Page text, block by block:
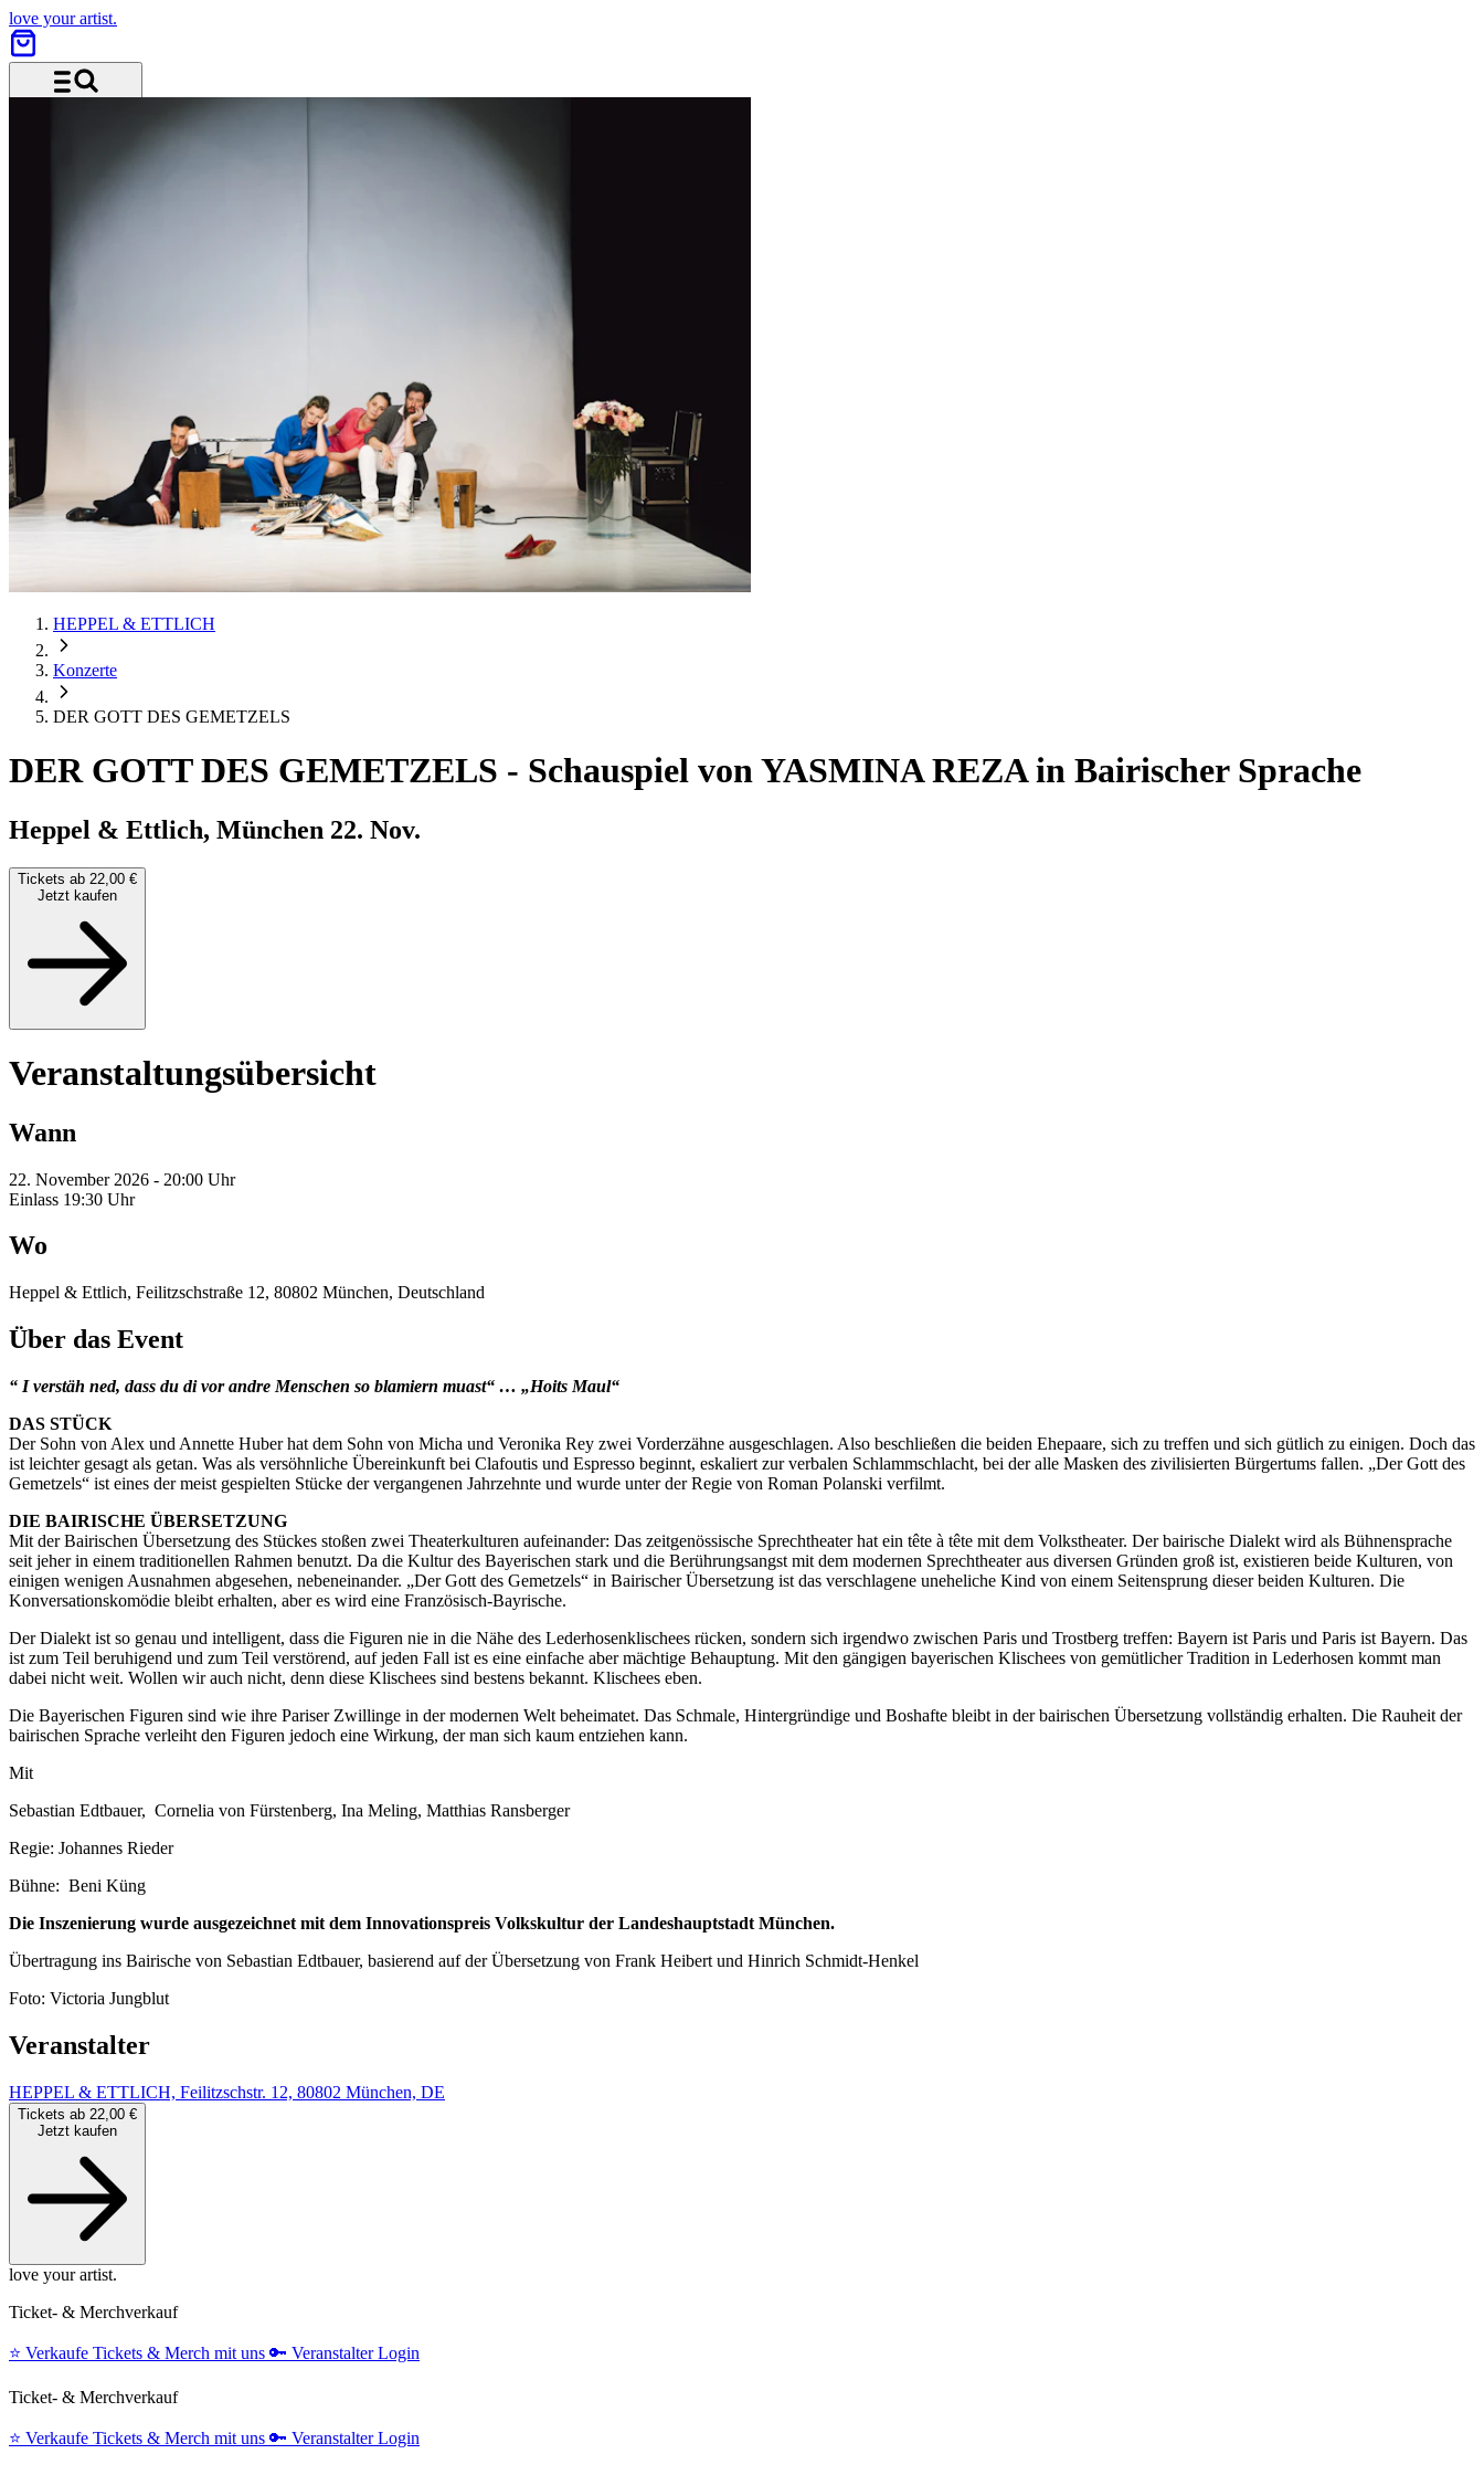
love your artist.
HEPPEL & ETTLICH
Konzerte
DER GOTT DES GEMETZELS
DER GOTT DES GEMETZELS - Schauspiel von YASMINA REZA in Bairischer Sprache
Heppel & Ettlich, München 22. Nov.
Tickets ab 22,00 €
Jetzt kaufen
Veranstaltungsübersicht
Wann
22. November 2026 - 20:00 Uhr
Einlass 19:30 Uhr
Wo
Heppel & Ettlich, Feilitzschstraße 12, 80802 München, Deutschland
Über das Event
“ I verstäh ned, dass du di vor andre Menschen so blamiern muast“ … „Hoits Maul“
DAS STÜCK
Der Sohn von Alex und Annette Huber hat dem Sohn von Micha und Veronika Rey zwei Vorderzähne ausgeschlagen. Also beschließen die beiden Ehepaare, sich zu treffen und sich gütlich zu einigen. Doch das
ist leichter gesagt als getan. Was als versöhnliche Übereinkunft bei Clafoutis und Espresso beginnt, eskaliert zur verbalen Schlammschlacht, bei der alle Masken des zivilisierten Bürgertums fallen. „Der Gott des
Gemetzels“ ist eines der meist gespielten Stücke der vergangenen Jahrzehnte und wurde unter der Regie von Roman Polanski verfilmt.
DIE BAIRISCHE ÜBERSETZUNG
Mit der Bairischen Übersetzung des Stückes stoßen zwei Theaterkulturen aufeinander: Das zeitgenössische Sprechtheater hat ein tête à tête mit dem Volkstheater. Der bairische Dialekt wird als Bühnensprache
seit jeher in einem traditionellen Rahmen benutzt. Da die Kultur des Bayerischen stark und die Berührungsangst mit dem modernen Sprechtheater aus diversen Gründen groß ist, existieren beide Kulturen, von
einigen wenigen Ausnahmen abgesehen, nebeneinander. „Der Gott des Gemetzels“ in Bairischer Übersetzung ist das verschlagene uneheliche Kind von einem Seitensprung dieser beiden Kulturen. Die
Konversationskomödie bleibt erhalten, aber es wird eine Französisch-Bayrische.
Der Dialekt ist so genau und intelligent, dass die Figuren nie in die Nähe des Lederhosenklischees rücken, sondern sich irgendwo zwischen Paris und Trostberg treffen: Bayern ist Paris und Paris ist Bayern. Das
ist zum Teil beruhigend und zum Teil verstörend, auf jeden Fall ist es eine einfache aber mächtige Behauptung. Mit den gängigen bayerischen Klischees von gemütlicher Tradition in Lederhosen kommt man
dabei nicht weit. Wollen wir auch nicht, denn diese Klischees sind bestens bekannt. Klischees eben.
Die Bayerischen Figuren sind wie ihre Pariser Zwillinge in der modernen Welt beheimatet. Das Schmale, Hintergründige und Boshafte bleibt in der bairischen Übersetzung vollständig erhalten. Die Rauheit der
bairischen Sprache verleiht den Figuren jedoch eine Wirkung, der man sich kaum entziehen kann.
Mit
Sebastian Edtbauer, Cornelia von Fürstenberg, Ina Meling, Matthias Ransberger
Regie: Johannes Rieder
Bühne: Beni Küng
Die Inszenierung wurde ausgezeichnet mit dem Innovationspreis Volkskultur der Landeshauptstadt München.
Übertragung ins Bairische von Sebastian Edtbauer, basierend auf der Übersetzung von Frank Heibert und Hinrich Schmidt-Henkel
Foto: Victoria Jungblut
Veranstalter
HEPPEL & ETTLICH, Feilitzschstr. 12, 80802 München, DE
Tickets ab 22,00 €
Jetzt kaufen
love your artist.
Ticket- & Merchverkauf
⭐️ Verkaufe Tickets & Merch mit uns 🔑 Veranstalter Login
Ticket- & Merchverkauf
⭐️ Verkaufe Tickets & Merch mit uns 🔑 Veranstalter Login